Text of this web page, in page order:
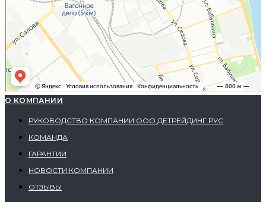
О КОМПАНИИ
РУКОВОДСТВО КОМПАНИИ ООО ДЕТРЕЙДИНГ РУС
КОМАНДА
ГАРАНТИИ
НОВОСТИ КОМПАНИИ
ОТЗЫВЫ